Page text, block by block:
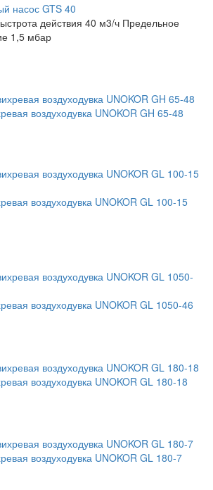
насос GTS 40
действия 40 м3/ч Предельное
1,5 мбар
воздуходувка UNOKOR GH 65-48
воздуходувка UNOKOR GL 100-15
воздуходувка UNOKOR GL 1050-46
воздуходувка UNOKOR GL 180-18
воздуходувка UNOKOR GL 180-7